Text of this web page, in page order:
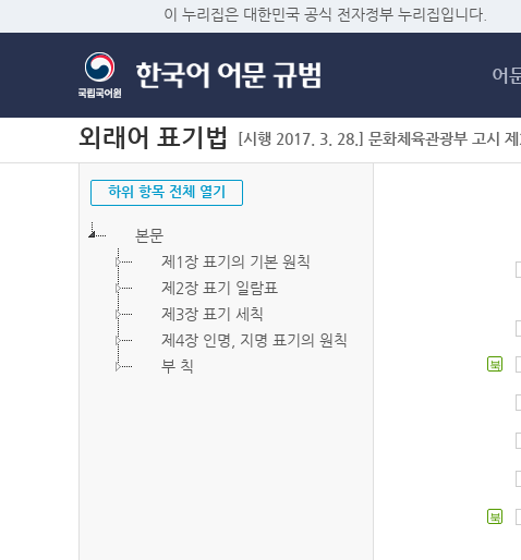
이 누리집은 대한민국 공식 전자정부 누리집입니다.
어
외래어 표기법 [시행 2017. 3. 28.] 문화체육관광부 고시
하위 항목 전체 열기
본문
제1장 표기의 기본 원칙
제2장 표기 일람표
제3장 표기 세칙
제4장 인명, 지명 표기의 원칙
부 칙
북
북